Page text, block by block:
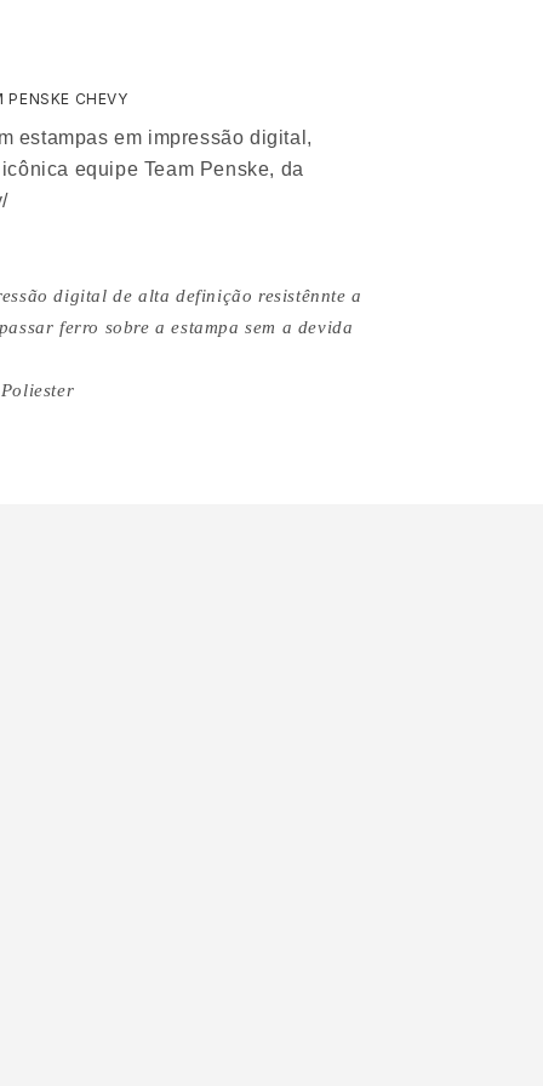
CHEVY
estampas em impressão digital,
equipe Team Penske, da
digital de alta definição resistênnte a
ferro sobre a estampa sem a devida